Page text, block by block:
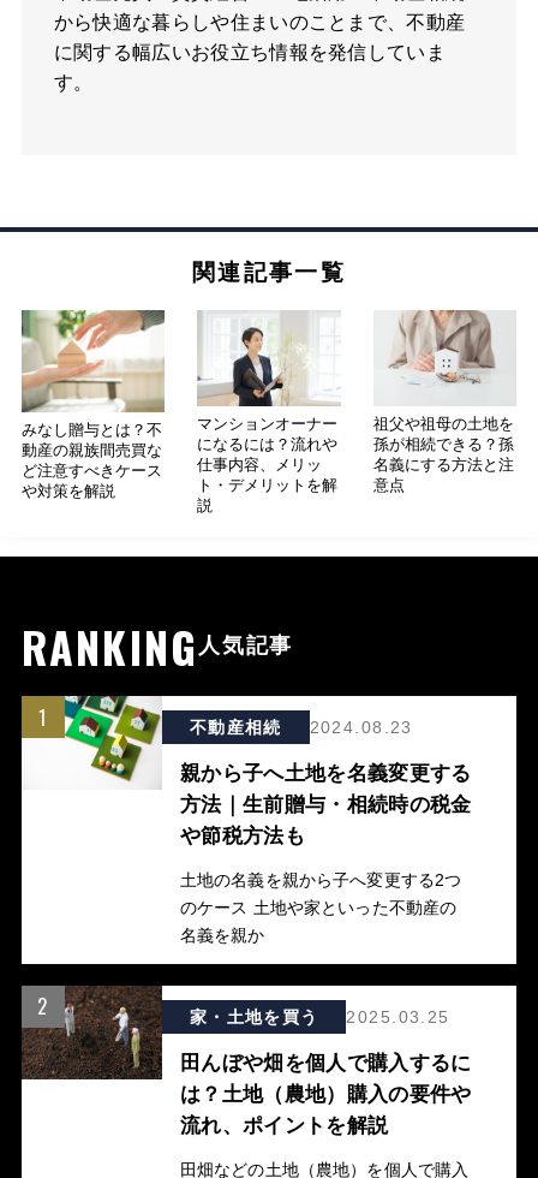
から快適な暮らしや住まいのことまで、不動産
に関する幅広いお役立ち情報を発信していま
す。
関連記事一覧
みなし贈与とは？不
動産の親族間売買な
ど注意すべきケース
や対策を解説
マンションオーナー
になるには？流れや
仕事内容、メリッ
ト・デメリットを解
説
祖父や祖母の土地を
孫が相続できる？孫
名義にする方法と注
意点
RANKING 人気記事
1 不動産相続 2024.08.23
親から子へ土地を名義変更する
方法｜生前贈与・相続時の税金
や節税方法も
土地の名義を親から子へ変更する2つ
のケース 土地や家といった不動産の
名義を親か
2 家・土地を買う 2025.03.25
田んぼや畑を個人で購入するに
は？土地（農地）購入の要件や
流れ、ポイントを解説
田畑などの土地（農地）を個人で購入